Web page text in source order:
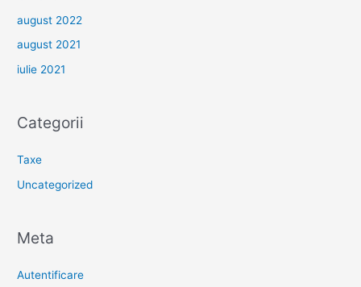
august 2022
august 2021
iulie 2021
Categorii
Taxe
Uncategorized
Meta
Autentificare